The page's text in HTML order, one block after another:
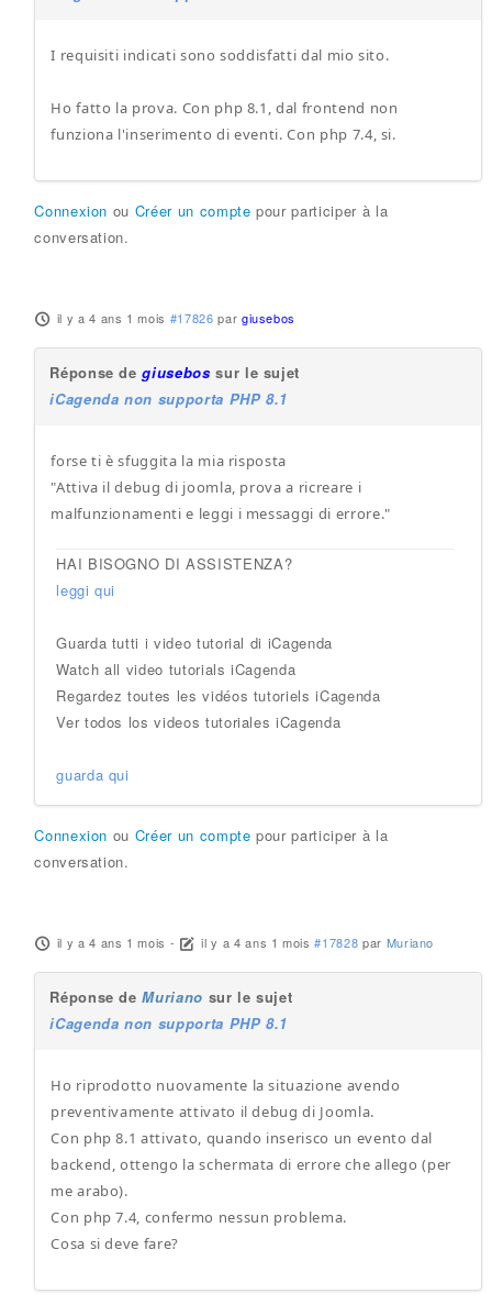
I requisiti indicati sono soddisfatti dal mio sito.
Ho fatto la prova. Con php 8.1, dal frontend non
funziona l'inserimento di eventi. Con php 7.4, si.
Connexion ou Créer un compte pour participer à la
conversation.
il y a 4 ans 1 mois #17826 par giusebos
Réponse degiusebos sur le sujet
iCagenda non supporta PHP 8.1
forse ti è sfuggita la mia risposta
"Attiva il debug di joomla, prova a ricreare i
malfunzionamenti e leggi i messaggi di errore."
HAI BISOGNO DI ASSISTENZA?
leggi qui
Guarda tutti i video tutorial di iCagenda
Watch all video tutorials iCagenda
Regardez toutes les vidéos tutoriels iCagenda
Ver todos los videos tutoriales iCagenda
guarda qui
Connexion ou Créer un compte pour participer à la
conversation.
il y a 4 ans 1 mois - il y a 4 ans 1 mois #17828 par Muriano
Réponse deMuriano sur le sujet
iCagenda non supporta PHP 8.1
Ho riprodotto nuovamente la situazione avendo
preventivamente attivato il debug di Joomla.
Con php 8.1 attivato, quando inserisco un evento dal
backend, ottengo la schermata di errore che allego (per
me arabo).
Con php 7.4, confermo nessun problema.
Cosa si deve fare?